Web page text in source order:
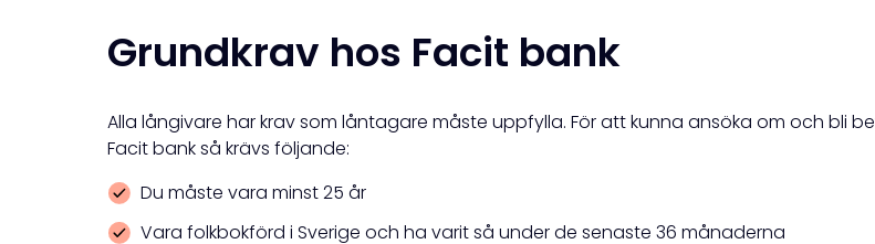
Grundkrav hos Facit bank
Alla långivare har krav som låntagare måste uppfylla. För att kunna ansöka om och bli
Facit bank så krävs följande:
Du måste vara minst 25 år
Vara folkbokförd i Sverige och ha varit så under de senaste 36 månaderna